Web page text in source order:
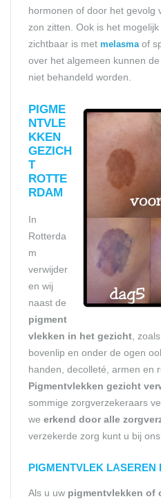
hormonen of door het gevolg
zon zitten. Ook is het
zichtbaar is met melasma of
over het algemeen kunnen de
niet behandeld worden.
PIGME
NTVLE
KKEN
GEZICH
T
ROTTE
RDAM
In
Rotterda
m
verwijder
en wij
naast de
pigment
vlekken in het gezicht ,
bovenlip en onder de ogen
handen, decolleté, armen en
Pigmentvlekken gezicht
sommige zorgverzekeraars
we erkend door alle
verzekerde zorg kunt u bij ons
PIGMENTVLEK LASEREN
Als u uw pigmentvlekken of